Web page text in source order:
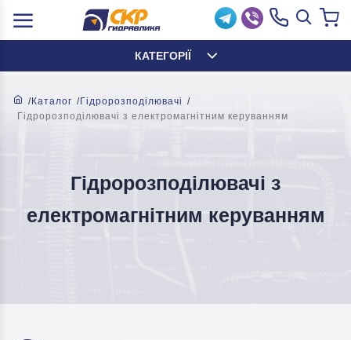
КАТЕГОРІЇ
Каталог
Гідророзподілювачі
Гідророзподілювачі з електромагнітним керуванням
Гідророзподілювачі з
електромагнітним керуванням